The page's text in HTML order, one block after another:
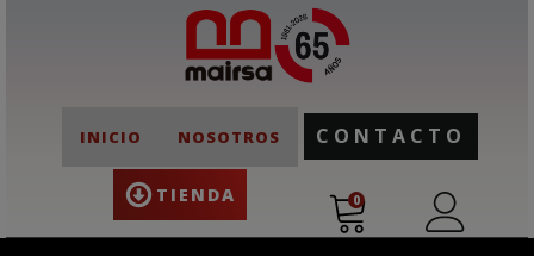
INICIO NOSOTROS
TIENDA
CONTACTO
0